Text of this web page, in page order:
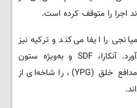
اجرا را متوقف کرده است.
را ایفا می‌کند و ترکیه نیز
به‌شدت بر اجرای توافق فشار می‌آورد. آنکارا، SDF و به‌ویژه ستون
فقرات کردی آن، یعنی یگان‌های مدافع خلق (YPG)، را شاخه‌ای از